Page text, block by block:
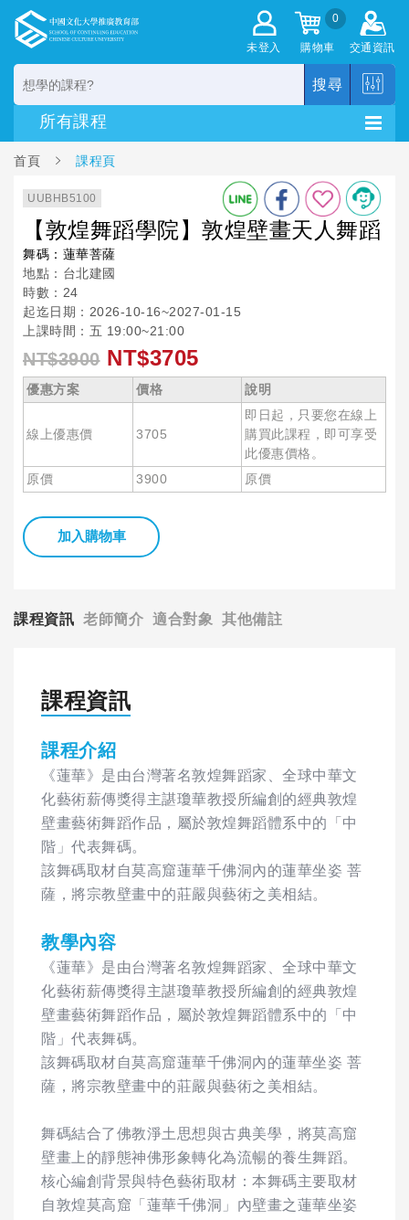
未登入
0
購物車 交通資訊
搜尋
首頁 課程頁
UUBHB5100
【敦煌舞蹈學院】敦煌壁畫天人舞蹈
舞碼：蓮華菩薩
地點：台北建國
時數：24
起迄日期：2026-10-16~2027-01-15
上課時間：五 19:00~21:00
NT$3900 NT$3705
優惠方案 價格 說明
線上優惠價 3705
即日起，只要您在線上
購買此課程，即可享受
此優惠價格。
原價
3900 原價
加入購物車
課程資訊 老師簡介 適合對象 其他備註
課程資訊
課程介紹
《蓮華》是由台灣著名敦煌舞蹈家、全球中華文
化藝術薪傳獎得主諶瓊華教授所編創的經典敦煌
壁畫藝術舞蹈作品，屬於敦煌舞蹈體系中的「中
階」代表舞碼。
該舞碼取材自莫高窟蓮華千佛洞內的蓮華坐姿 菩
薩，將宗教壁畫中的莊嚴與藝術之美相結。
教學內容
《蓮華》是由台灣著名敦煌舞蹈家、全球中華文
化藝術薪傳獎得主諶瓊華教授所編創的經典敦煌
壁畫藝術舞蹈作品，屬於敦煌舞蹈體系中的「中
階」代表舞碼。
該舞碼取材自莫高窟蓮華千佛洞內的蓮華坐姿 菩
薩，將宗教壁畫中的莊嚴與藝術之美相結。
舞碼結合了佛教淨土思想與古典美學，將莫高窟
壁畫上的靜態神佛形象轉化為流暢的養生舞蹈。
核心編創背景與特色藝術取材：本舞碼主要取材
自敦煌莫高窟「蓮華千佛洞」內壁畫之蓮華坐姿